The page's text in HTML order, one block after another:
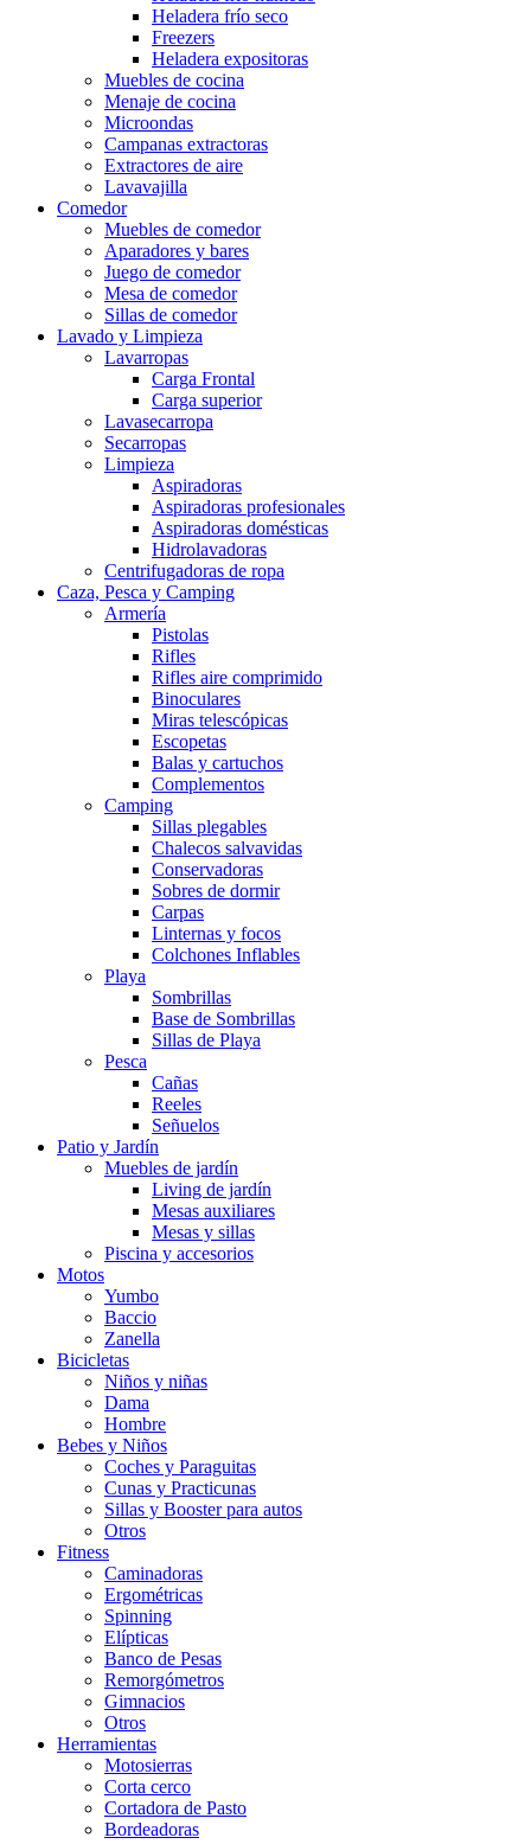
Heladera frío seco
Freezers
Heladera expositoras
Muebles de cocina
Menaje de cocina
Microondas
Campanas extractoras
Extractores de aire
Lavavajilla
Comedor
Muebles de comedor
Aparadores y bares
Juego de comedor
Mesa de comedor
Sillas de comedor
Lavado y Limpieza
Lavarropas
Carga Frontal
Carga superior
Lavasecarropa
Secarropas
Limpieza
Aspiradoras
Aspiradoras profesionales
Aspiradoras domésticas
Hidrolavadoras
Centrifugadoras de ropa
Caza, Pesca y Camping
Armería
Pistolas
Rifles
Rifles aire comprimido
Binoculares
Miras telescópicas
Escopetas
Balas y cartuchos
Complementos
Camping
Sillas plegables
Chalecos salvavidas
Conservadoras
Sobres de dormir
Carpas
Linternas y focos
Colchones Inflables
Playa
Sombrillas
Base de Sombrillas
Sillas de Playa
Pesca
Cañas
Reeles
Señuelos
Patio y Jardín
Muebles de jardín
Living de jardín
Mesas auxiliares
Mesas y sillas
Piscina y accesorios
Motos
Yumbo
Baccio
Zanella
Bicicletas
Niños y niñas
Dama
Hombre
Bebes y Niños
Coches y Paraguitas
Cunas y Practicunas
Sillas y Booster para autos
Otros
Fitness
Caminadoras
Ergométricas
Spinning
Elípticas
Banco de Pesas
Remorgómetros
Gimnacios
Otros
Herramientas
Motosierras
Corta cerco
Cortadora de Pasto
Bordeadoras